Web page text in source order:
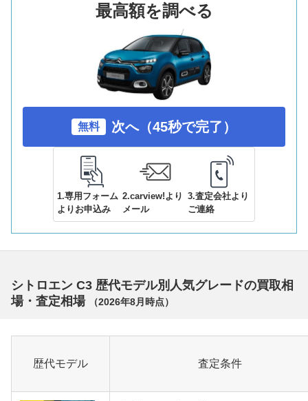
最高額を調べる
無料 次へ（45秒で完了）
1.専用フォーム
よりお申込み
2.carview!より
メール
3.査定会社より
ご連絡
シトロエン C3 歴代モデル別人気グレードの買取相
場・査定相場
（2026年8月 時点）
歴代モデル 査定条件